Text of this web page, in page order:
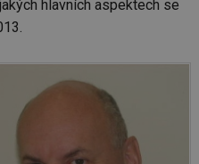
hlavních aspektech se